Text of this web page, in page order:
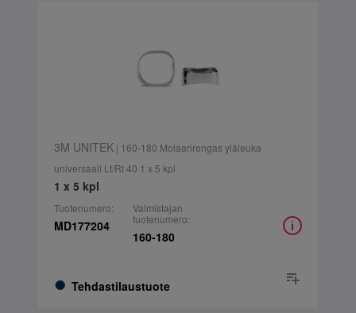
3M UNITEK| 160-180 Molaarirengas yläleuka
universaali Lt/Rt 40 1 x 5 kpl
1 x 5 kpl
Tuotenumero:
MD177204
Tehdastilaustuote
Valmistajan
tuotenumero:
160-180